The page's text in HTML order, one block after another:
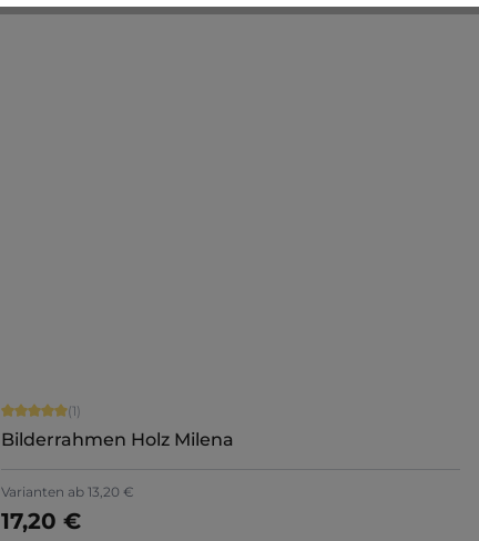
Durchschnittliche Bewertung von 5 von 5 Sternen
(1)
Bilderrahmen Holz Milena
Varianten ab13,20 €
17,20 €
Jetzt konfigurieren